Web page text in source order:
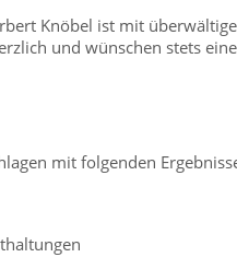
Knöbel ist mit
und wünschen stets
mit folgenden